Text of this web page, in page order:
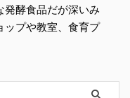
発酵食品だが深いみ
ップや教室、食育プ